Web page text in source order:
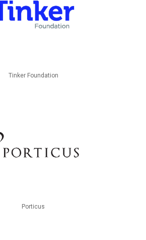
Tinker Foundation
Porticus